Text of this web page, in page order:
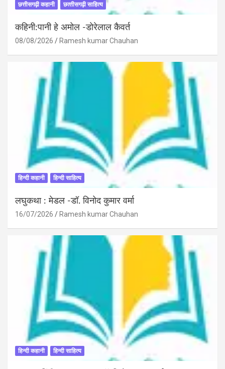
छत्तीसगढ़ी कहानी छत्‍तीसगढ़ी साहित्‍य
कहिनी:पानी हे अमोल -डोरेलाल कैवर्त
08/08/2026 Ramesh kumar Chauhan
हिन्दी कहानी हिन्दी साहित्य
लघुकथा : मेडल -डॉ. विनोद कुमार वर्मा
16/07/2026 Ramesh kumar Chauhan
हिन्दी कहानी हिन्दी साहित्य